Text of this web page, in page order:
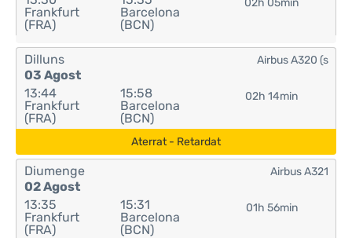
Frankfurt
(FRA)
Barcelona
(BCN)
02h 05min
Dilluns
03 Agost
13:44
Frankfurt
(FRA)
15:58
Barcelona
(BCN)
02h 14min
Airbus A320 (s
Aterrat - Retardat
Diumenge
02 Agost
13:35
Frankfurt
(FRA)
15:31
Barcelona
(BCN)
01h 56min
Airbus A321